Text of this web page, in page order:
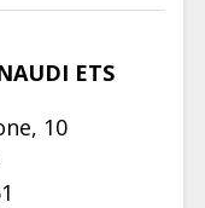
ETS
10